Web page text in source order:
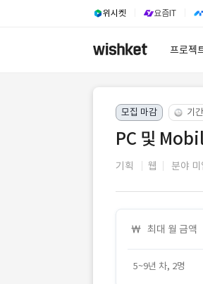
위시켓 요즘IT
프로젝
모집 마감 기
PC 및
기획 웹 분야 미
최대 월 금액
5~9년 차, 2명